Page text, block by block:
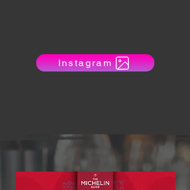
Instagram